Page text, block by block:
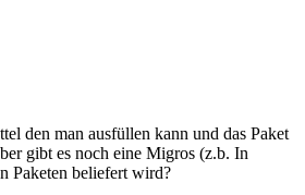
den man ausfüllen kann und das Paket
gibt es noch eine Migros (z.b. In
Paketen beliefert wird?